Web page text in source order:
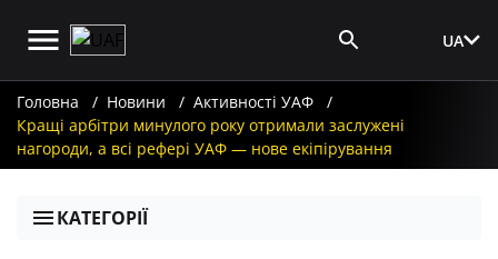
UA
Головна Новини
Активності УАФ
Кращі арбітри минулого року отримали заслужені
нагороди, а всі рефері УАФ — нове екіпірування
КАТЕГОРІЇ